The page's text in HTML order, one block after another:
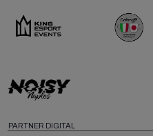
PARTNER DIGITAL